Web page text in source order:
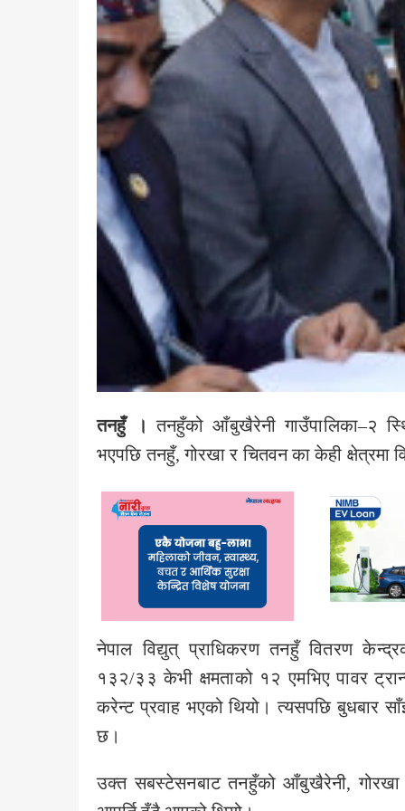
तनहुँ ।तनहुँको आँबुखैरेनी गाउँपालिका–२
भएपछि तनहुँ, गोरखा र चितवन का केही क्षेत्रमा
नेपाल विद्युत् प्राधिकरण तनहुँ वितरण
१३२/३३ केभी क्षमताको १२ एमभिए पावर
करेन्ट प्रवाह भएको थियो। त्यसपछि बुधबार
छ।
उक्त सबस्टेसनबाट तनहुँको आँबुखैरेनी, गोरखा